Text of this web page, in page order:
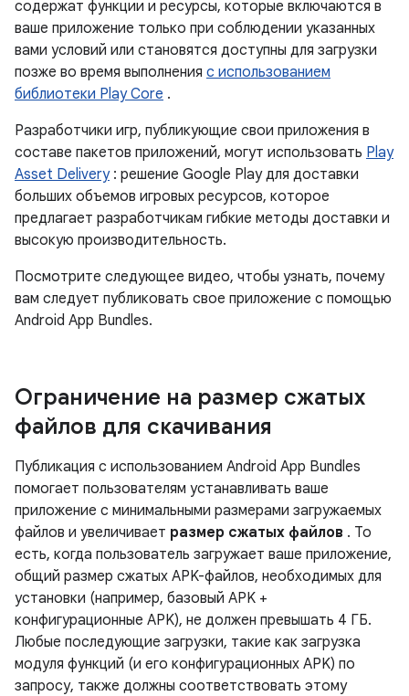
содержат функции и ресурсы, которые включаются в
ваше приложение только при соблюдении указанных
вами условий или становятся доступны для загрузки
позже во время выполнения с использованием
библиотеки Play Core .
Разработчики игр, публикующие свои приложения в
составе пакетов приложений, могут использовать Play
Asset Delivery: решение Google Play для доставки
больших объемов игровых ресурсов, которое
предлагает разработчикам гибкие методы доставки и
высокую производительность.
Посмотрите следующее видео, чтобы узнать, почему
вам следует публиковать свое приложение с помощью
Android App Bundles.
Ограничение на размер сжатых
файлов для скачивания
Публикация с использованием Android App Bundles
помогает пользователям устанавливать ваше
приложение с минимальными размерами загружаемых
файлов и увеличивает размер сжатых файлов . То
есть, когда пользователь загружает ваше приложение,
общий размер сжатых APK-файлов, необходимых для
установки (например, базовый APK +
конфигурационные APK), не должен превышать 4 ГБ.
Любые последующие загрузки, такие как загрузка
модуля функций (и его конфигурационных APK) по
запросу, также должны соответствовать этому